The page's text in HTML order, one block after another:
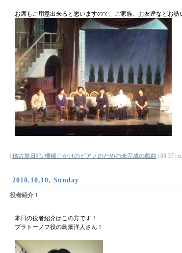
お席もご用意出来ると思いますので、ご家族、お友達などお誘
稽古場日記::機械じかけのピアノのための未完成の戯曲 | 08:37 |
2010,10,10, Sunday
役者紹介！
本日の役者紹介はこの方です！
プラトーノフ役の鳥畑洋人さん！